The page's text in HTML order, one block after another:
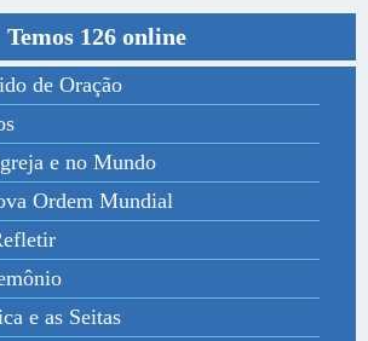
Temos 126 online
de Oração
e no Mundo
Ordem Mundial
e as Seitas